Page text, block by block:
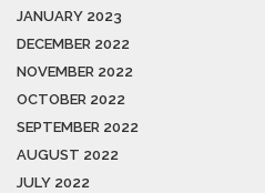
JANUARY 2023
DECEMBER 2022
NOVEMBER 2022
OCTOBER 2022
SEPTEMBER 2022
AUGUST 2022
JULY 2022